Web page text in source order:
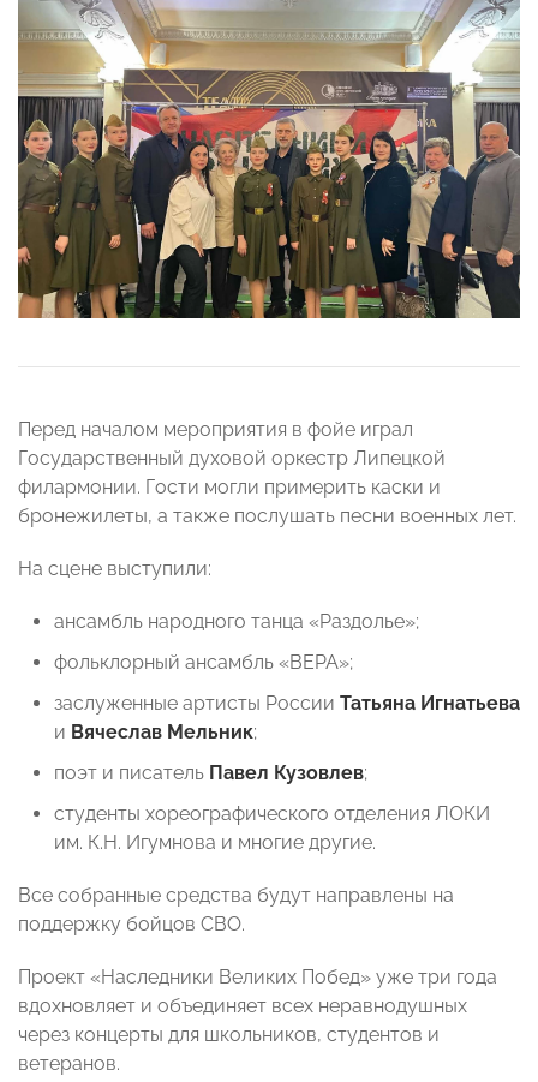
Перед началом мероприятия в фойе играл
Государственный духовой оркестр Липецкой
филармонии. Гости могли примерить каски и
бронежилеты, а также послушать песни военных лет.
На сцене выступили:
ансамбль народного танца «Раздолье»;
фольклорный ансамбль «ВЕРА»;
заслуженные артисты России Татьяна Игнатьева
и Вячеслав Мельник;
поэт и писатель Павел Кузовлев;
студенты хореографического отделения ЛОКИ
им. К.Н. Игумнова и многие другие.
Все собранные средства будут направлены на
поддержку бойцов СВО.
Проект «Наследники Великих Побед» уже три года
вдохновляет и объединяет всех неравнодушных
через концерты для школьников, студентов и
ветеранов.